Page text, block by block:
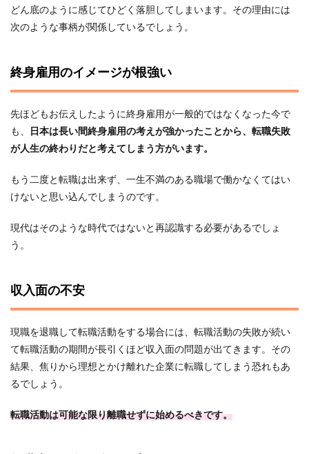
どん底のように感じてひどく落胆してしまいます。その理由には
次のような事柄が関係しているでしょう。
終身雇用のイメージが根強い
先ほどもお伝えしたように終身雇用が一般的ではなくなった今で
も、
日本は長い間終身雇用の考えが強かったことから、転職失敗
が人生の終わりだと考えてしまう方がいます。
もう二度と転職は出来ず、一生不満のある職場で働かなくてはい
けないと思い込んでしまうのです。
現代はそのような時代ではないと再認識する必要があるでしょ
う。
収入面の不安
現職を退職して転職活動をする場合には、転職活動の失敗が続い
て転職活動の期間が長引くほど収入面の問題が出てきます。その
結果、焦りから理想とかけ離れた企業に転職してしまう恐れもあ
るでしょう。
転職活動は可能な限り離職せずに始めるべきです。